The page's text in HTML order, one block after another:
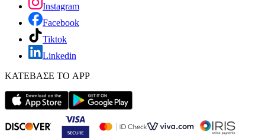
Instagram
Facebook
Tiktok
Linkedin
ΚΑΤΕΒΑΣΕ ΤΟ APP